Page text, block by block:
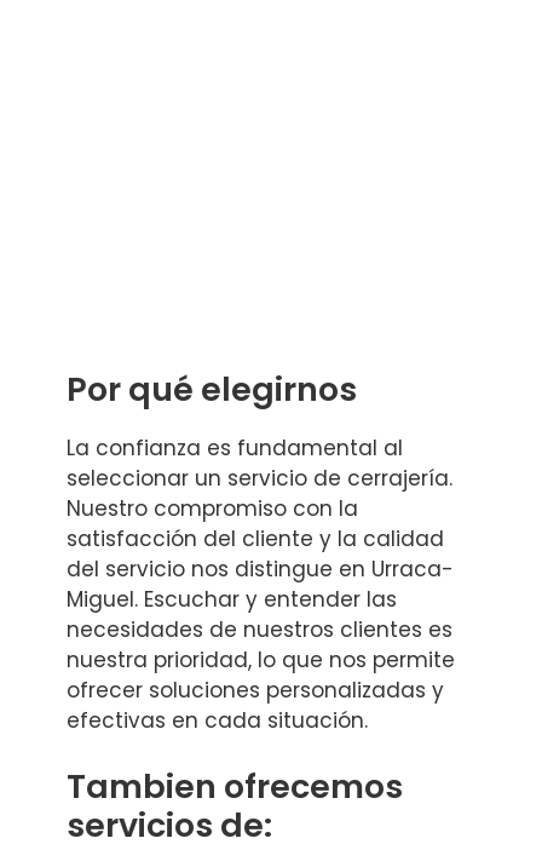
Por qué elegirnos
La confianza es fundamental al
seleccionar un servicio de cerrajería.
Nuestro compromiso con la
satisfacción del cliente y la calidad
del servicio nos distingue en Urraca-
Miguel. Escuchar y entender las
necesidades de nuestros clientes es
nuestra prioridad, lo que nos permite
ofrecer soluciones personalizadas y
efectivas en cada situación.
Tambien ofrecemos
servicios de: